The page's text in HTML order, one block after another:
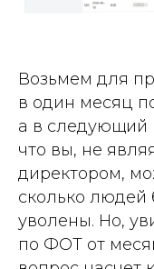
Возьмем для
в один месяц
а в следующий
что вы, не
директором,
сколько людей
уволены. Но,
по ФОТ от